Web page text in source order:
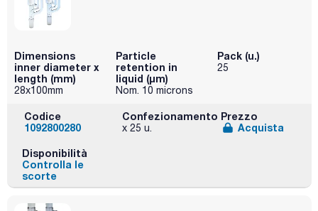
Dimensions
inner diameter x
length (mm)
28x100mm
Particle
retention in
liquid (μm)
Nom. 10 microns
Pack (u.)
25
Codice
1092800280
Confezionamento
x 25 u.
Prezzo
Acquista
Disponibilità
Controlla le
scorte